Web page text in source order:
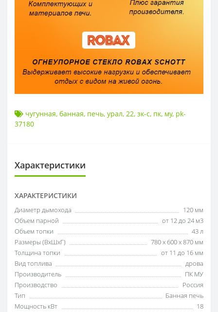
чугунная, банная, печь, урал, 22, зк-с, пк, му, pk-
37180
Характеристики
ХАРАКТЕРИСТИКИ
Диаметр дымохода
120 мм
Объем парной
от 12 до 24 м3
Объем топки
43 л
Размеры (ВxШxГ)
780 х 600 х 870 мм
Толщина топки
от 11 до 16 мм
Вид топлива
дрова
Производитель
ПК МУ
Производство
Россия
Тип
Банная печь
Мощность кВт
18